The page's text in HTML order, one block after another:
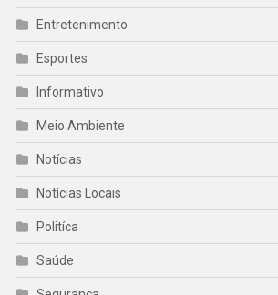
Entretenimento
Esportes
Informativo
Meio Ambiente
Notícias
Notícias Locais
Politíca
Saúde